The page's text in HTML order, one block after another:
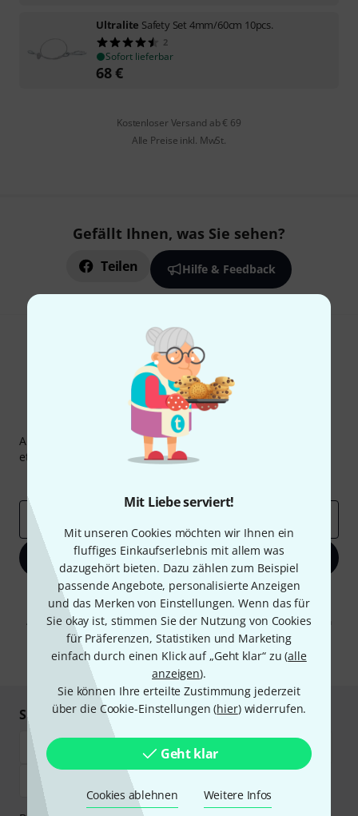
Mit Liebe serviert!
Mit unseren Cookies möchten wir Ihnen ein
fluffiges Einkaufserlebnis mit allem was
dazugehört bieten. Dazu zählen zum Beispiel
passende Angebote, personalisierte Anzeigen
und das Merken von Einstellungen. Wenn das für
Sie okay ist, stimmen Sie der Nutzung von Cookies
für Präferenzen, Statistiken und Marketing
einfach durch einen Klick auf „Geht klar“ zu (alle
anzeigen).
Sie können Ihre erteilte Zustimmung jederzeit
über die Cookie-Einstellungen (hier) widerrufen.
Geht klar
Cookies ablehnen Weitere Infos
Ultralite Safety Set 4mm/60cm 10pcs.
2
Sofort lieferbar
68€
Kostenloser Versand ab € 69
Alle Preise inkl. MwSt.
Gefällt Ihnen, was Sie sehen?
Teilen Hilfe & Feedback
Thomann Newsletter
Abonniere den Thomann Newsletter und gewinne mit
etwas Glück einen von50 Gutscheinen
E-Mail-Adresse
Jetzt anmelden
Mit Klick auf „Jetzt anmelden“ stimmen Sie dem Erhalt von E-Mail-
Werbung und einer Messung des E-Mail-Nutzungsverhaltens zu. Die
Abmeldung ist jederzeit möglich. Weitere Informationen finden Sie in
unserenDatenschutzhinweisen.
* Pflichtfeld
Sicher einkaufen & bezahlen